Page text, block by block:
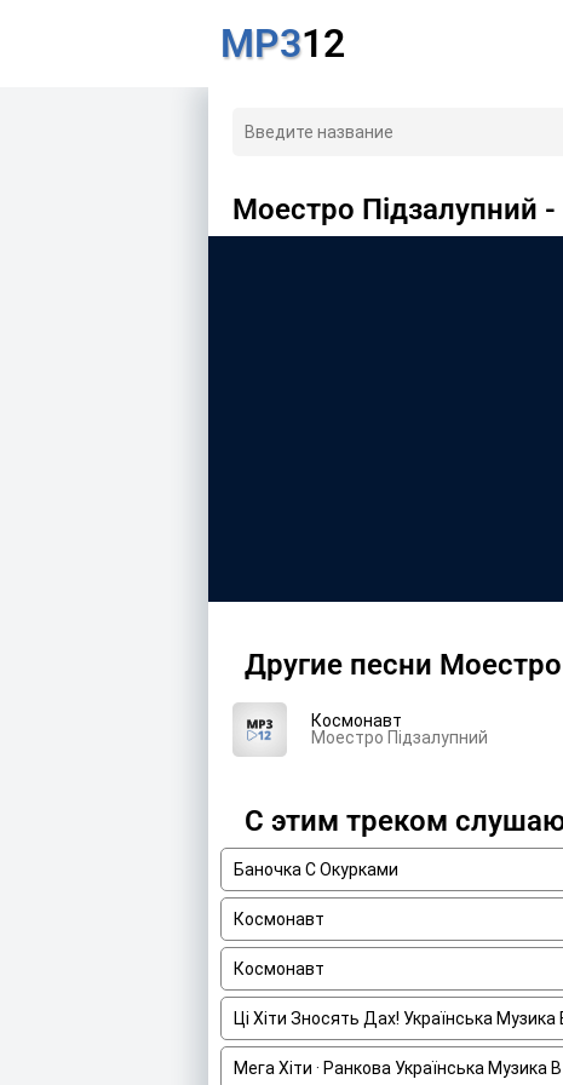
MP312
Моестро Підзалупний
Другие песни
Космонавт
Моестро Підзалупний
С этим треком
Баночка С Окурками
Космонавт
Космонавт
Ці Хіти Зносять Дах! Українська
Мега Хіти · Ранкова Українська Музика